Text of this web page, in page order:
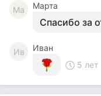
Ма Марта
Спасибо за
Ив
Иван
5 лет